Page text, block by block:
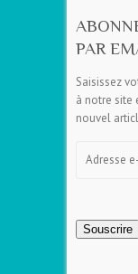
PAR
Saisissez
à notre site
nouvel
Souscrire